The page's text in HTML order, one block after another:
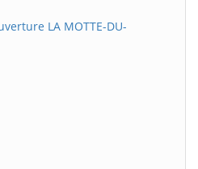
LA MOTTE-DU-